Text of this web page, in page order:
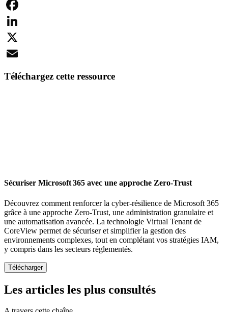
Facebook
LinkedIn
X
Téléchargez cette ressource
Sécuriser Microsoft 365 avec une approche Zero-Trust
Découvrez comment renforcer la cyber-résilience de Microsoft 365
grâce à une approche Zero-Trust, une administration granulaire et
une automatisation avancée. La technologie Virtual Tenant de
CoreView permet de sécuriser et simplifier la gestion des
environnements complexes, tout en complétant vos stratégies IAM,
y compris dans les secteurs réglementés.
Les articles les plus consultés